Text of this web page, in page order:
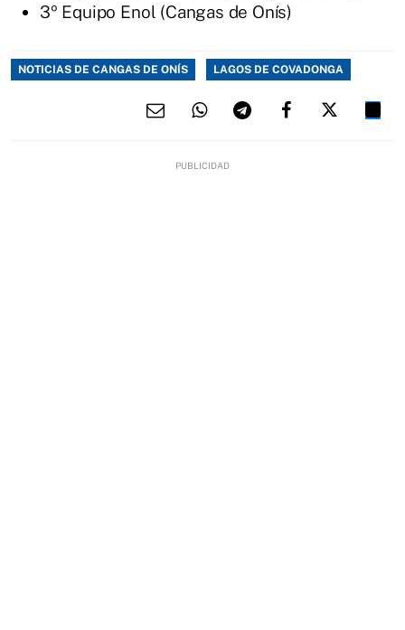
3º Equipo Enol (Cangas de Onís)
NOTICIAS DE CANGAS DE ONÍS LAGOS DE COVADONGA